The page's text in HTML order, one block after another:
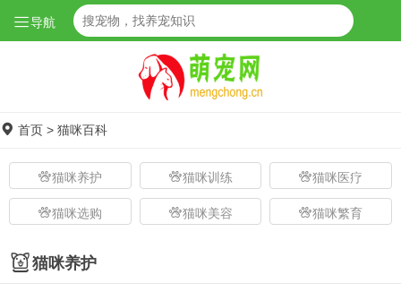
导航
首页 > 猫咪百科
猫咪养护 猫咪训练 猫咪医疗
猫咪选购 猫咪美容 猫咪繁育
猫咪养护